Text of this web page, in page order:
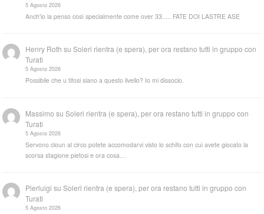
5 Agosto 2026
Anch'io la penso così specialmente come over 33..... FATE DOI LASTRE ASE
Henry Roth suSoleri rientra (e spera), per ora restano tutti in gruppo con
Turati
5 Agosto 2026
Possibile che u tifosi siano a questo livello? Io mi dissocio.
Massimo suSoleri rientra (e spera), per ora restano tutti in gruppo con
Turati
5 Agosto 2026
Servono cloun al circo potete accomodarvi visto lo schifo con cui avete giocato la
scorsa stagione pietosi e ora cosa…
Pierluigi suSoleri rientra (e spera), per ora restano tutti in gruppo con
Turati
5 Agosto 2026